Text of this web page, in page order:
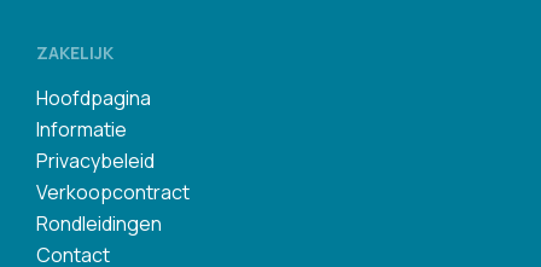
ZAKELIJK
Hoofdpagina
Informatie
Privacybeleid
Verkoopcontract
Rondleidingen
Contact